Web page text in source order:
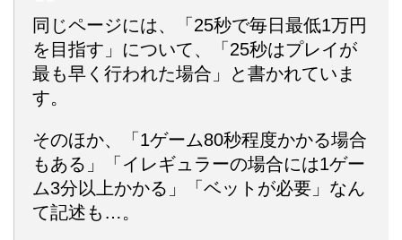
同じページには、「25秒で毎日最低1万円
を目指す」について、「25秒はプレイが
最も早く行われた場合」と書かれていま
す。
そのほか、「1ゲーム80秒程度かかる場合
もある」「イレギュラーの場合には1ゲー
ム3分以上かかる」「ベットが必要」なん
て記述も…。